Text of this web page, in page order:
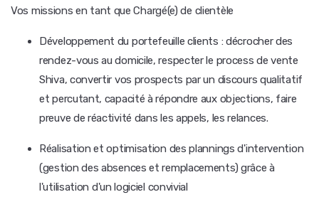
Vos missions en tant que Chargé(e) de clientèle
Développement du portefeuille clients : décrocher des
rendez-vous au domicile, respecter le process de vente
Shiva, convertir vos prospects par un discours qualitatif
et percutant, capacité à répondre aux objections, faire
preuve de réactivité dans les appels, les relances.
Réalisation et optimisation des plannings d'intervention
(gestion des absences et remplacements) grâce à
l'utilisation d'un logiciel convivial